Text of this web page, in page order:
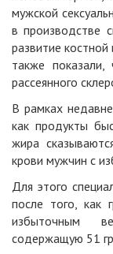
мужской
в производстве
развитие
также
рассеянного
В рамках
как продукты
жира
крови мужчин с
Для этого
после того, как
избыточным
содержащую 51